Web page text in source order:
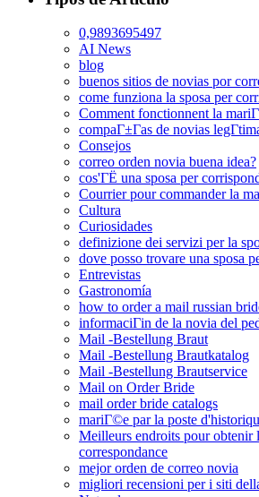
0,9893695497
AI News
blog
buenos sitios de novias por
come funziona la sposa per
Comment fonctionnent la
compaГ±Г­as de novias
Consejos
correo orden novia buena idea?
cos'ГЁ una sposa per
Courrier pour commander la
Cultura
Curiosidades
definizione dei servizi per la
dove posso trovare una sposa
Entrevistas
Gastronomía
how to order a mail russian
informaciГіn de la novia del
Mail -Bestellung Braut
Mail -Bestellung Brautkatalog
Mail -Bestellung Brautservice
Mail on Order Bride
mail order bride catalogs
mariГ©e par la poste
Meilleurs endroits pour obtenir
correspondance
mejor orden de correo novia
migliori recensioni per i siti